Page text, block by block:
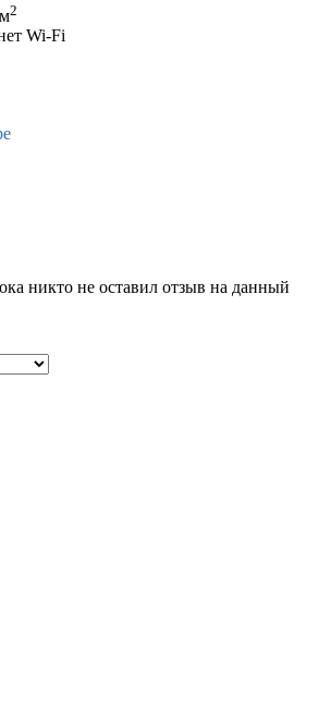
2
Wi-Fi
никто не оставил отзыв на данный